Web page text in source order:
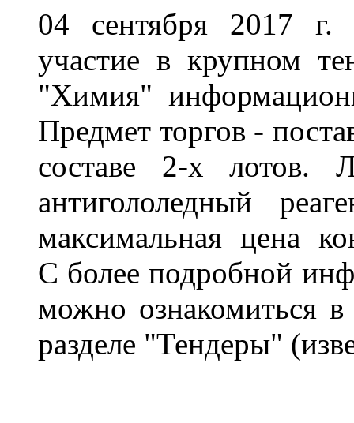
04 сентября 2017 г.
участие в крупном
"Химия"
Предмет торгов -
составе 2-х
антигололедный
максимальная цена
С более подробной
можно ознакомиться в
разделе "Тендеры"